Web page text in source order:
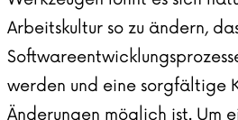
Arbeitskultur so zu ändern,
werden und eine sorgfältige
Änderungen möglich ist. Um